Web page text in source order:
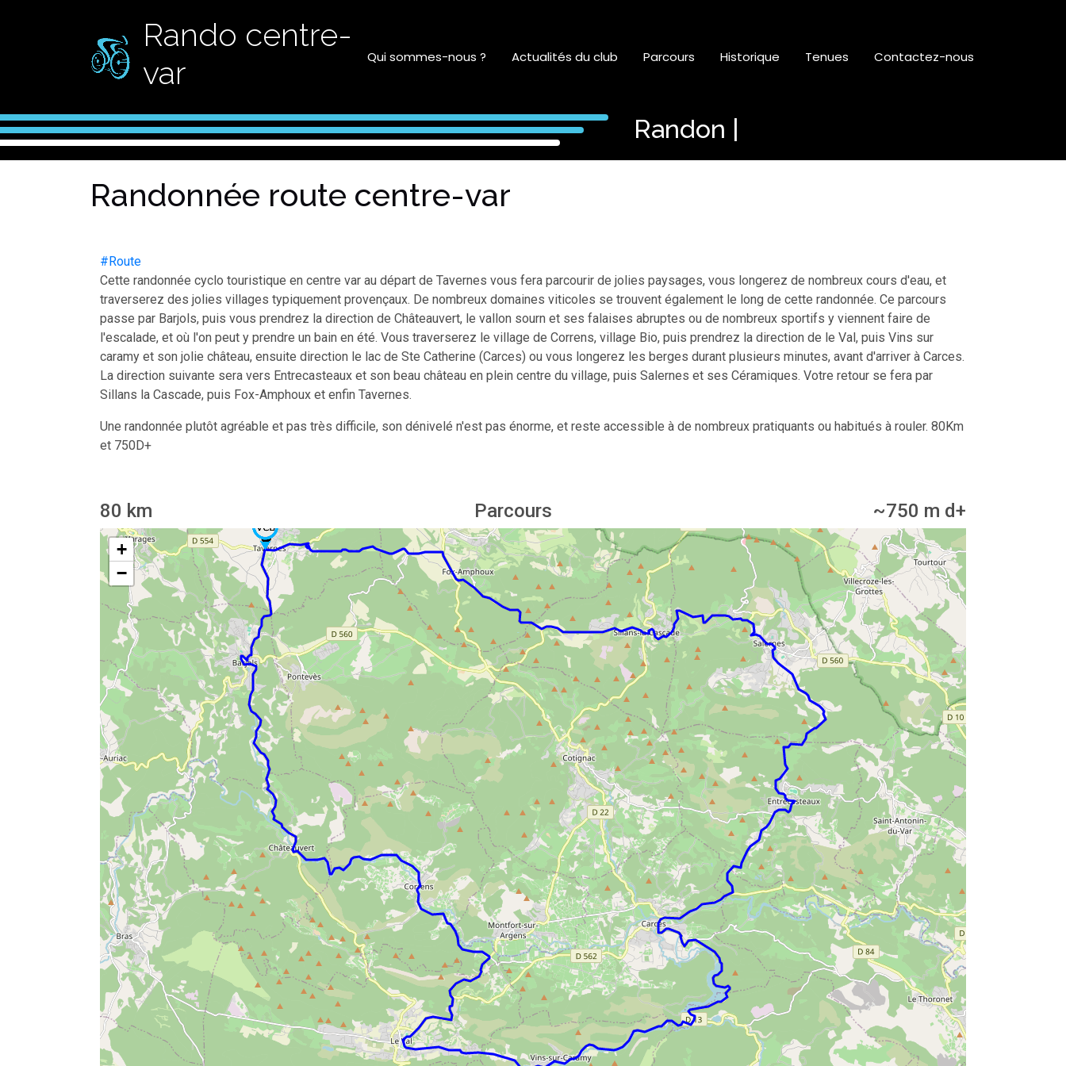
Rando centre-
var
Qui sommes-nous ? Actualités du club Parcours Historique Tenues Contactez-nous
Ra |
Randonnée route centre-var
#Route
Cette randonnée cyclo touristique en centre var au départ de Tavernes vous fera parcourir de jolies paysages, vous longerez de nombreux cours d'eau, et
traverserez des jolies villages typiquement provençaux. De nombreux domaines viticoles se trouvent également le long de cette randonnée. Ce parcours
passe par Barjols, puis vous prendrez la direction de Châteauvert, le vallon sourn et ses falaises abruptes ou de nombreux sportifs y viennent faire de
l'escalade, et où l'on peut y prendre un bain en été. Vous traverserez le village de Correns, village Bio, puis prendrez la direction de le Val, puis Vins sur
caramy et son jolie château, ensuite direction le lac de Ste Catherine (Carces) ou vous longerez les berges durant plusieurs minutes, avant d'arriver à Carces.
La direction suivante sera vers Entrecasteaux et son beau château en plein centre du village, puis Salernes et ses Céramiques. Votre retour se fera par
Sillans la Cascade, puis Fox-Amphoux et enfin Tavernes.
Une randonnée plutôt agréable et pas très difficile, son dénivelé n'est pas énorme, et reste accessible à de nombreux pratiquants ou habitués à rouler. 80Km
et 750D+
80 km Parcours ~750 m d+
+
−